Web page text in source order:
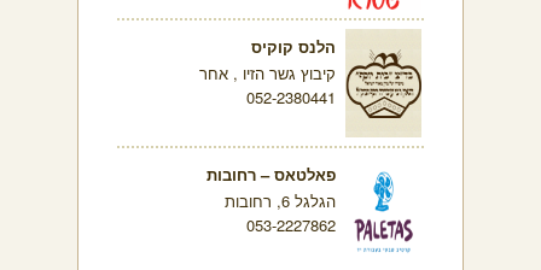
הלנס קוקיס
קיבוץ גשר הזיו , אחר
052-2380441
פאלטאס – רחובות
הגלגל 6, רחובות
053-2227862